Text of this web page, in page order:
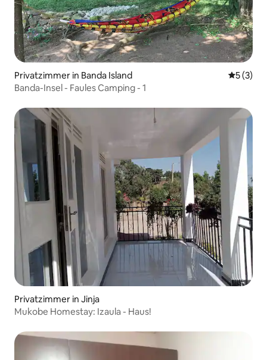
Privatzimmer in Banda Island
5 (3)
Banda-Insel - Faules Camping - 1
Privatzimmer in Jinja
Mukobe Homestay: Izaula - Haus!